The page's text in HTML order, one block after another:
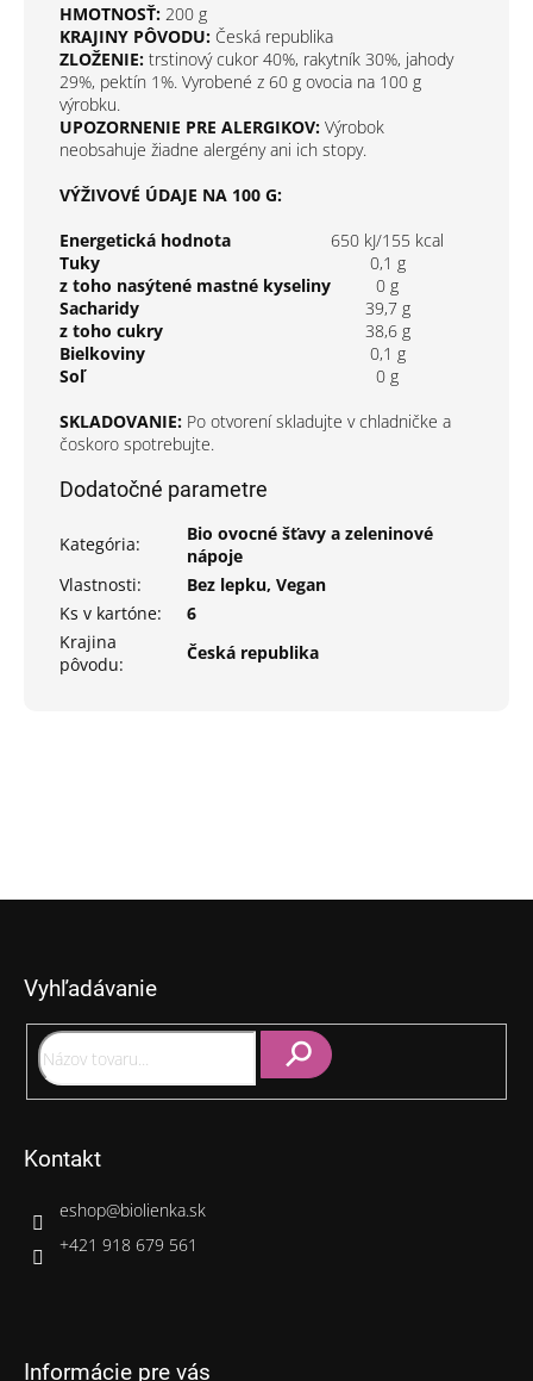
HMOTNOSŤ: 200 g
KRAJINY PÔVODU: Česká republika
ZLOŽENIE: trstinový cukor 40%, rakytník 30%, jahody
29%, pektín 1%. Vyrobené z 60 g ovocia na 100 g
výrobku.
UPOZORNENIE PRE ALERGIKOV: Výrobok
neobsahuje žiadne alergény ani ich stopy.
VÝŽIVOVÉ ÚDAJE NA 100 G:
Energetická hodnota
650 kJ/155 kcal
Tuky
0,1 g
z toho nasýtené mastné kyseliny
0 g
Sacharidy
39,7 g
z toho cukry
38,6 g
Bielkoviny
0,1 g
Soľ
0 g
SKLADOVANIE: Po otvorení skladujte v chladničke a
čoskoro spotrebujte.
Dodatočné parametre
Kategória:
Bio ovocné šťavy a zeleninové
nápoje
Vlastnosti:
Bez lepku, Vegan
Ks v kartóne:
6
Krajina
pôvodu:
Česká republika
Vyhľadávanie
Kontakt
eshop@biolienka.sk
+421 918 679 561
Informácie pre vás